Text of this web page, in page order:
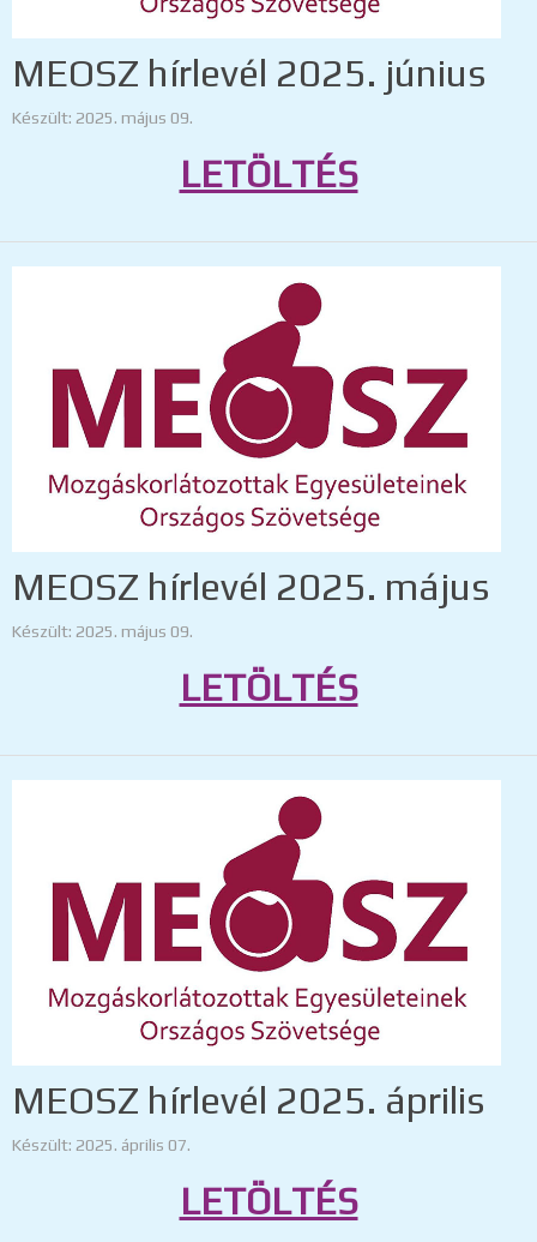
MEOSZ hírlevél 2025. június
Készült: 2025. május 09.
LETÖLTÉS
MEOSZ hírlevél 2025. május
Készült: 2025. május 09.
LETÖLTÉS
MEOSZ hírlevél 2025. április
Készült: 2025. április 07.
LETÖLTÉS